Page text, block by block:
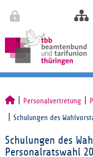
Personalvertretung
Schulungen des
Schulungen des
Personalratswahl